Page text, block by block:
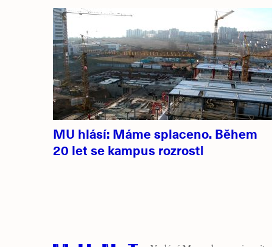
MU hlásí: Máme splaceno. Během
20 let se kampus rozrostl